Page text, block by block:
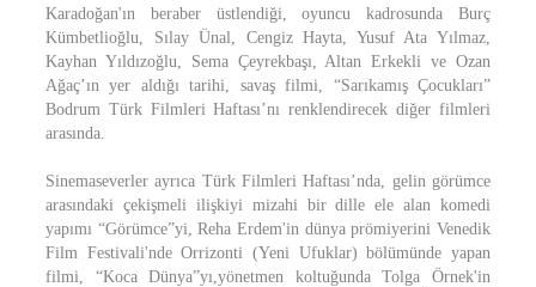
Karadoğan'ın beraber üstlendiği, oyuncu kadrosunda Burç
Kümbetlioğlu, Sılay Ünal, Cengiz Hayta, Yusuf Ata Yılmaz,
Kayhan Yıldızoğlu, Sema Çeyrekbaşı, Altan Erkekli ve Ozan
Ağaç’ın yer aldığı tarihi, savaş filmi, “Sarıkamış Çocukları”
Bodrum Türk Filmleri Haftası’nı renklendirecek diğer filmleri
arasında.
Sinemaseverler ayrıca Türk Filmleri Haftası’nda, gelin görümce
arasındaki çekişmeli ilişkiyi mizahi bir dille ele alan komedi
yapımı “Görümce”yi, Reha Erdem'in dünya prömiyerini Venedik
Film Festivali'nde Orrizonti (Yeni Ufuklar) bölümünde yapan
filmi, “Koca Dünya”yı,yönetmen koltuğunda Tolga Örnek'in